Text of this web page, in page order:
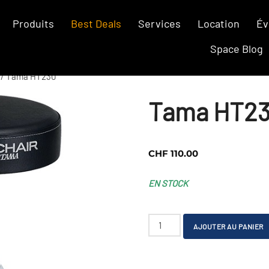
Produits Best Deals Services Location
Space Blog
Tama HT230
Tama
CHF110.00
EN STOCK
quantité
de
AJOUTER AU PANIER